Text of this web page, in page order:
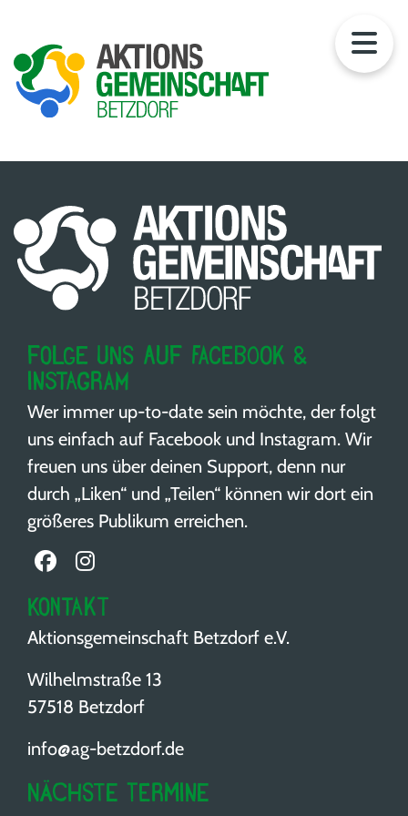
Folge uns auf Facebook &
Instagram
Wer immer up-to-date sein möchte, der folgt
uns einfach auf Facebook und Instagram. Wir
freuen uns über deinen Support, denn nur
durch „Liken“ und „Teilen“ können wir dort ein
größeres Publikum erreichen.
Kontakt
Aktionsgemeinschaft Betzdorf e.V.
Wilhelmstraße 13
57518 Betzdorf
info@ag-betzdorf.de
Nächste Termine